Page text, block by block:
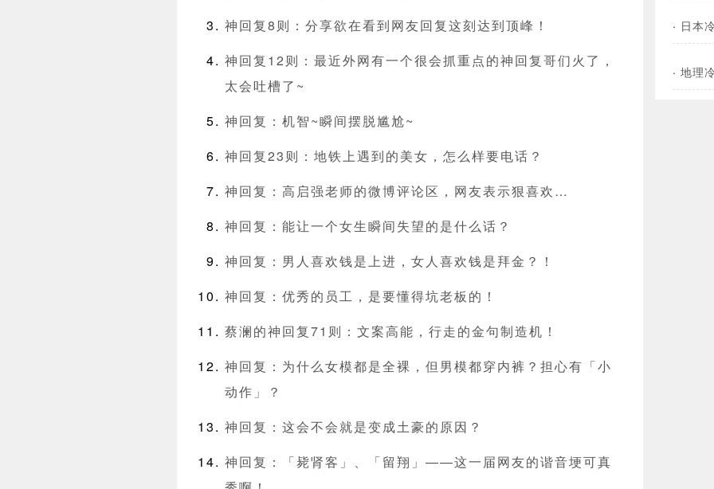
神回复8则：分享欲在看到网友回复这刻达到顶峰！
神回复12则：最近外网有一个很会抓重点的神回复哥们火了，
太会吐槽了~
神回复：机智~瞬间摆脱尴尬~
神回复23则：地铁上遇到的美女，怎么样要电话？
神回复：高启强老师的微博评论区，网友表示狠喜欢​​​…
神回复：能让一个女生瞬间失望的是什么话？
神回复：男人喜欢钱是上进，女人喜欢钱是拜金？！
神回复：优秀的员工，是要懂得坑老板的！
蔡澜的神回复71则：文案高能，行走的金句制造机！
神回复：为什么女模都是全裸，但男模都穿内裤？担心有「小
动作」？
神回复：这会不会就是变成土豪的原因？
神回复：「毙肾客」、「留翔」——这一届网友的谐音埂可真
· 日本
· 地理